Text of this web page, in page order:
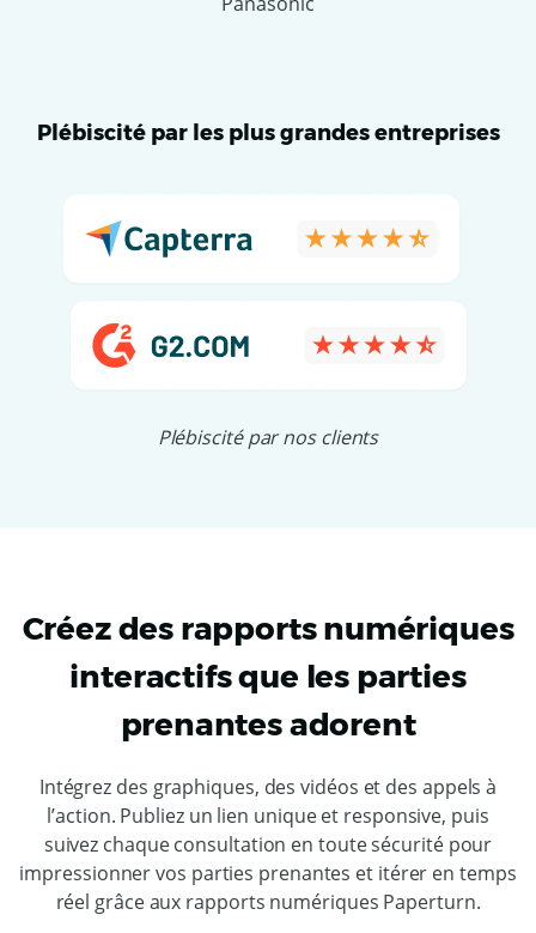
Plébiscité par les plus grandes entreprises
Plébiscité par nos clients
Créez des rapports numériques
interactifs que les parties
prenantes adorent
Intégrez des graphiques, des vidéos et des appels à
l’action. Publiez un lien unique et responsive, puis
suivez chaque consultation en toute sécurité pour
impressionner vos parties prenantes et itérer en temps
réel grâce aux rapports numériques Paperturn.